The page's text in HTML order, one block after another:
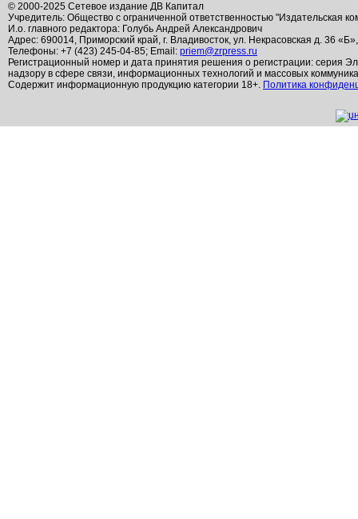
© 2000-2025 Сетевое издание ДВ Капитал
Учредитель: Общество с ограниченной ответственностью "Издательская
И.о. главного редактора: Голубь Андрей Александрович
Адрес: 690014, Приморский край, г. Владивосток, ул. Некрасовская д. 36
Телефоны: +7 (423) 245-04-85; Email: priem@zrpress.ru
Регистрационный номер и дата принятия решения о регистрации: серия
надзору в сфере связи, информационных технологий и массовых
Содержит информационную продукцию категории 18+. Политика